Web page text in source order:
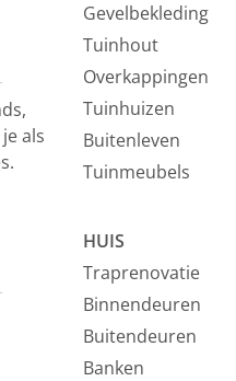
als
Gevelbekleding
Tuinhout
Overkappingen
Tuinhuizen
Buitenleven
Tuinmeubels
HUIS
Traprenovatie
Binnendeuren
Buitendeuren
Banken